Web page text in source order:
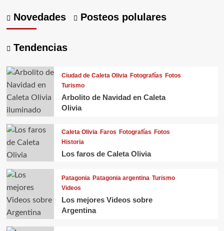
Novedades Posteos polulares
Tendencias
Ciudad de Caleta Olivia Fotografías Fotos
Turismo
Arbolito de Navidad en Caleta
Olivia
Caleta Olivia Faros Fotografías Fotos
Historia
Los faros de Caleta Olivia
Patagonia Patagonia argentina Turismo
Videos
Los mejores Videos sobre
Argentina